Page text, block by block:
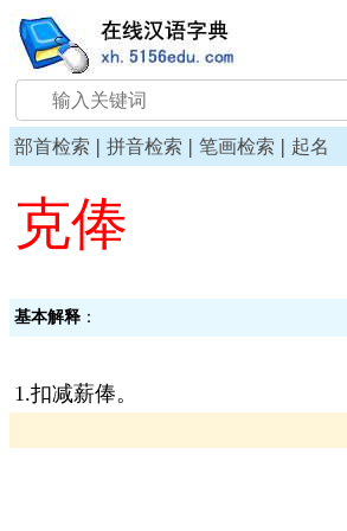
部首检索 | 拼音检索 | 笔画检索 | 起名
克俸
基本解释 ：
1.扣减薪俸。